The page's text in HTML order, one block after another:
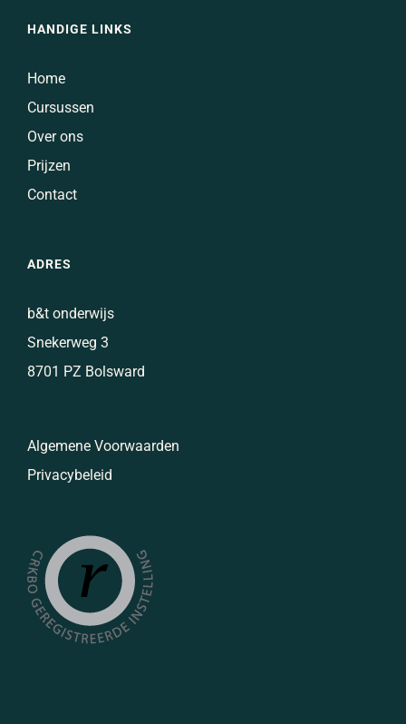
HANDIGE LINKS
Home
Cursussen
Over ons
Prijzen
Contact
ADRES
b&t onderwijs
Snekerweg 3
8701 PZ Bolsward
Algemene Voorwaarden
Privacybeleid